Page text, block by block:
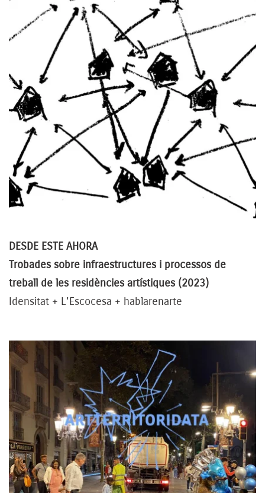
DESDE ESTE AHORA
Trobades sobre infraestructures i processos de
treball de les residències artístiques (2023)
Idensitat + L'Escocesa + hablarenarte